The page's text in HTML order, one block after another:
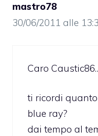
mastro78
30/06/2011 alle
Caro
ti ricordi
blue ray?
dai tempo al